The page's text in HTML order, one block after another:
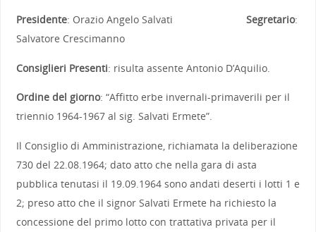
Presidente: Orazio Angelo Salvati Segretario:
Salvatore Crescimanno
Consiglieri Presenti: risulta assente Antonio D’Aquilio.
Ordine del giorno: “Affitto erbe invernali-primaverili per il
triennio 1964-1967 al sig. Salvati Ermete”.
Il Consiglio di Amministrazione, richiamata la deliberazione
730 del 22.08.1964; dato atto che nella gara di asta
pubblica tenutasi il 19.09.1964 sono andati deserti i lotti 1 e
2; preso atto che il signor Salvati Ermete ha richiesto la
concessione del primo lotto con trattativa privata per il